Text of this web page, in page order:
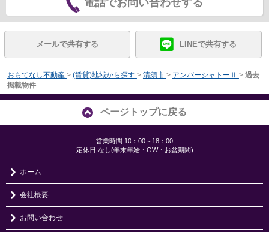
メールで共有する LINEで共有する
おもてなし不動産 > (賃貸)地域から探す > 清須市 > アンバーシャトーⅡ > 過去
掲載物件
ページトップに戻る
営業時間:10：00～18：00
定休日:なし(年末年始・GW・お盆期間)
ホーム
会社概要
お問い合わせ